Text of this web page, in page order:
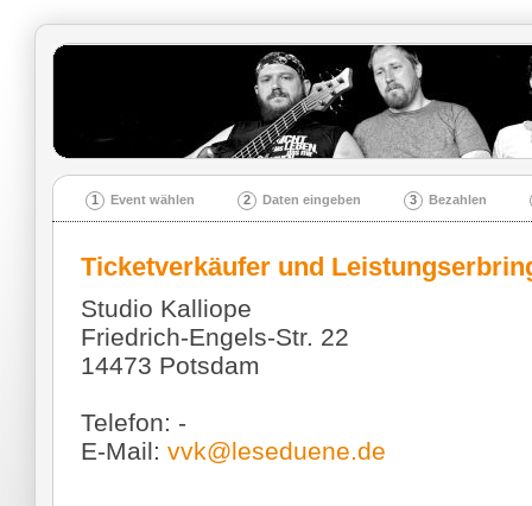
1 Event wählen 2 Daten eingeben 3 Bezahlen
Ticketverkäufer und
Studio Kalliope
Friedrich-Engels-Str. 22
14473 Potsdam
Telefon: -
E-Mail: vvk@leseduene.de